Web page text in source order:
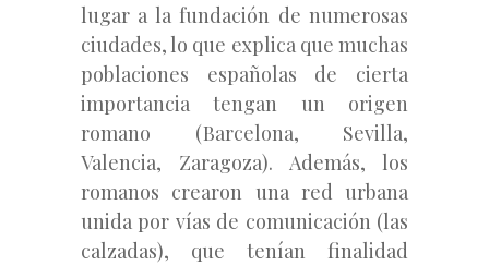
lugar a la fundación de numerosas
ciudades, lo que explica que muchas
poblaciones españolas de cierta
importancia tengan un origen
romano (Barcelona, Sevilla,
Valencia, Zaragoza). Además, los
romanos crearon una red urbana
unida por vías de comunicación (las
calzadas), que tenían finalidad